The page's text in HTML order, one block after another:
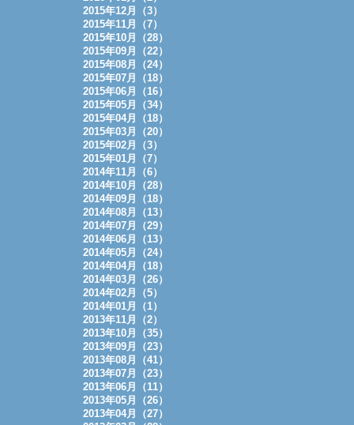
2015年12月（3）
2015年11月（7）
2015年10月（28）
2015年09月（22）
2015年08月（24）
2015年07月（18）
2015年06月（16）
2015年05月（34）
2015年04月（18）
2015年03月（20）
2015年02月（3）
2015年01月（7）
2014年11月（6）
2014年10月（28）
2014年09月（18）
2014年08月（13）
2014年07月（29）
2014年06月（13）
2014年05月（24）
2014年04月（18）
2014年03月（26）
2014年02月（5）
2014年01月（1）
2013年11月（2）
2013年10月（35）
2013年09月（23）
2013年08月（41）
2013年07月（23）
2013年06月（11）
2013年05月（26）
2013年04月（27）